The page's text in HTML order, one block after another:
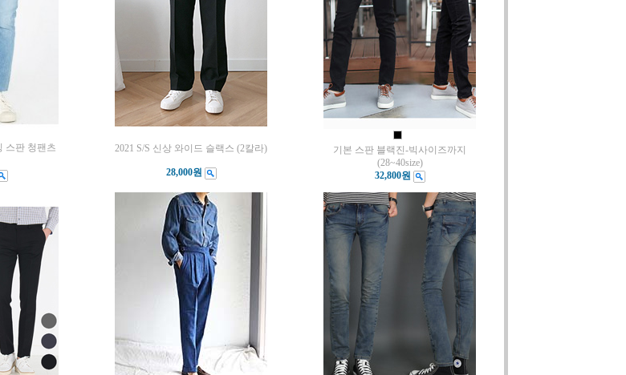
스판 청팬츠
2021 S/S 신상 와이드 슬랙스 (2칼라)
28,000원
기본 스판 블랙진-빅사이즈까지
(28~40size)
32,800원